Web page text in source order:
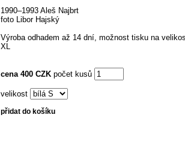
1990–1993 Aleš Najbrt
foto Libor Hajský
Výroba odhadem až 14 dní, možnost tisku na
XL
cena 400 CZK počet kusů
velikost
přidat do košíku